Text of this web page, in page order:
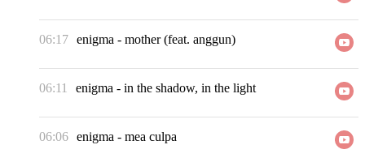
06:17 enigma - mother (feat. anggun)
06:11 enigma - in the shadow, in the light
06:06 enigma - mea culpa